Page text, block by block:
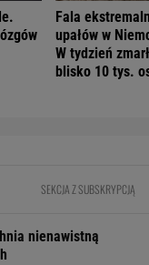
Fala
upałów w
W tydzień
blisko 10 tys.
SEKCJA Z SUBSKRYPCJĄ
nienawistną